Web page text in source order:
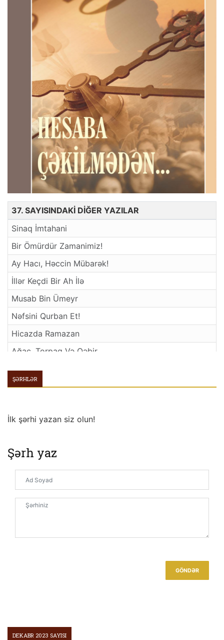
37. SAYISINDAKİ DİĞER YAZILAR
Sinaq İmtahani
Bir Ömürdür Zamanimiz!
Ay Hacı, Həccin Mübarək!
İllər Keçdi Bir Ah İlə
Musab Bin Ümeyr
Nəfsini Qurban Et!
Hicazda Ramazan
Ağac, Torpaq Və Qəbir
Saylar Həyatda, Yoxsa Həyat Saylarda?
Müsəlmanin Haqlari
Yol Yoldaşımın Dedikləri
Möminlər Ancaq Və Ancaq Qardaşdırlar
Cəhənnəmə Getmirəm Ki
ŞƏRHLƏR
İlk şərhi yazan siz olun!
Şərh yaz
GÖNDƏR
DEKABR 2023 SAYISI